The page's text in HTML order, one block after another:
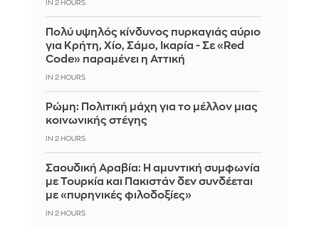
IN 2 HOURS
Πολύ υψηλός κίνδυνος πυρκαγιάς αύριο
για Κρήτη, Χίο, Σάμο, Ικαρία - Σε «Red
Code» παραμένει η Αττική
IN 2 HOURS
Ρώμη: Πολιτική μάχη για το μέλλον μιας
κοινωνικής στέγης
IN 2 HOURS
Σαουδική Αραβία: Η αμυντική συμφωνία
με Τουρκία και Πακιστάν δεν συνδέεται
με «πυρηνικές φιλοδοξίες»
IN 2 HOURS